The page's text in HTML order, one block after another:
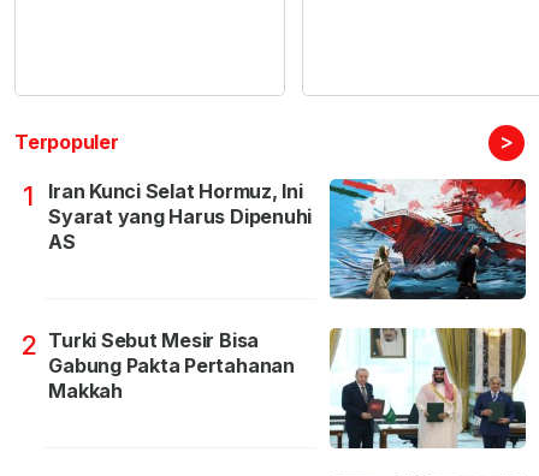
Terpopuler >
1
Iran Kunci Selat Hormuz, Ini
Syarat yang Harus Dipenuhi
AS
2 Turki Sebut Mesir Bisa
Gabung Pakta Pertahanan
Makkah